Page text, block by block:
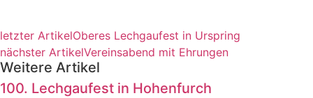
letzter ArtikelOberes Lechgaufest in Urspring
nächster ArtikelVereinsabend mit Ehrungen
Weitere Artikel
100. Lechgaufest in Hohenfurch